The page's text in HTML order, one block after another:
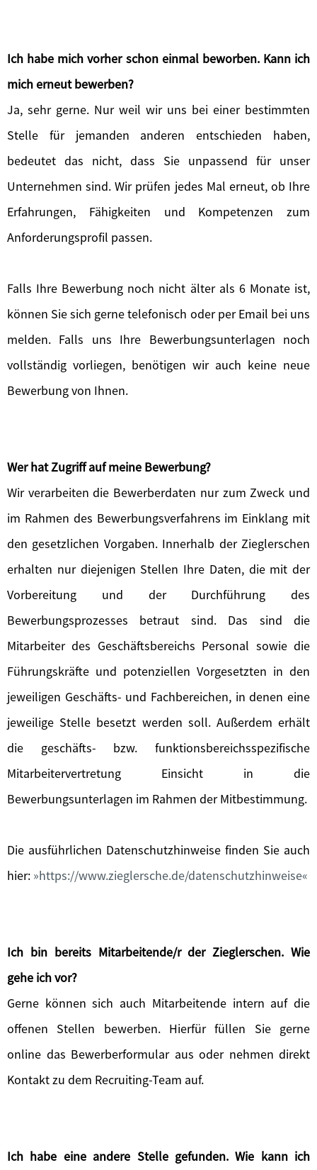
Ich habe mich vorher schon einmal beworben. Kann ich
mich erneut bewerben?
Ja, sehr gerne. Nur weil wir uns bei einer bestimmten
Stelle für jemanden anderen entschieden haben,
bedeutet das nicht, dass Sie unpassend für unser
Unternehmen sind. Wir prüfen jedes Mal erneut, ob Ihre
Erfahrungen, Fähigkeiten und Kompetenzen zum
Anforderungsprofil passen.
Falls Ihre Bewerbung noch nicht älter als 6 Monate ist,
können Sie sich gerne telefonisch oder per Email bei uns
melden. Falls uns Ihre Bewerbungsunterlagen noch
vollständig vorliegen, benötigen wir auch keine neue
Bewerbung von Ihnen.
Wer hat Zugriff auf meine Bewerbung?
Wir verarbeiten die Bewerberdaten nur zum Zweck und
im Rahmen des Bewerbungsverfahrens im Einklang mit
den gesetzlichen Vorgaben. Innerhalb der Zieglerschen
erhalten nur diejenigen Stellen Ihre Daten, die mit der
Vorbereitung und der Durchführung des
Bewerbungsprozesses betraut sind. Das sind die
Mitarbeiter des Geschäftsbereichs Personal sowie die
Führungskräfte und potenziellen Vorgesetzten in den
jeweiligen Geschäfts- und Fachbereichen, in denen eine
jeweilige Stelle besetzt werden soll. Außerdem erhält
die geschäfts- bzw. funktionsbereichsspezifische
Mitarbeitervertretung Einsicht in die
Bewerbungsunterlagen im Rahmen der Mitbestimmung.
Die ausführlichen Datenschutzhinweise finden Sie auch
hier: https://www.zieglersche.de/datenschutzhinweise
Ich bin bereits Mitarbeitende/r der Zieglerschen. Wie
gehe ich vor?
Gerne können sich auch Mitarbeitende intern auf die
offenen Stellen bewerben. Hierfür füllen Sie gerne
online das Bewerberformular aus oder nehmen direkt
Kontakt zu dem Recruiting-Team auf.
Ich habe eine andere Stelle gefunden. Wie kann ich